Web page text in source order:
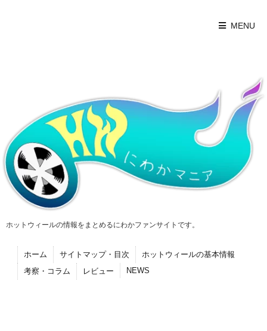
MENU
ホットウィールの情報をまとめるにわかファンサイトです。
ホーム サイトマップ・目次
ホットウィールの基本情報
考察・コラム
レビュー NEWS